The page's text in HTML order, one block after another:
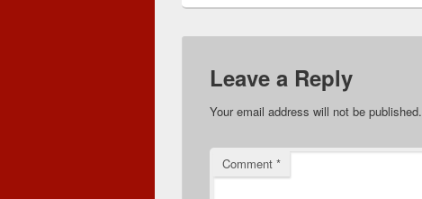
Leave a Reply
Your email address will not be published.
Comment *